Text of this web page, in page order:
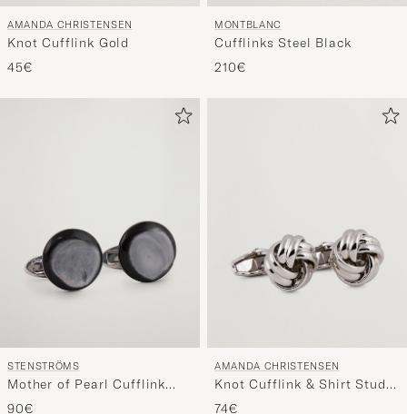
AMANDA CHRISTENSEN
Knot Cufflink Gold
45€
MONTBLANC
Cufflinks Steel Black
210€
STENSTRÖMS
Mother of Pearl Cufflink
Grey
90€
AMANDA CHRISTENSEN
Knot Cufflink & Shirt Studs
Set Silver
74€